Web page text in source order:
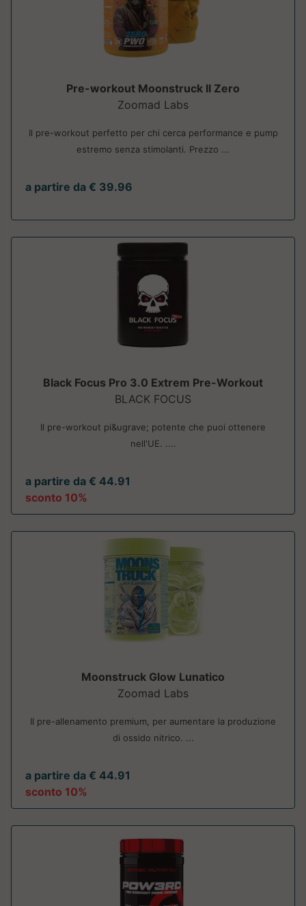
Pre-workout Moonstruck II Zero
Zoomad Labs
Il pre-workout perfetto per chi cerca performance e pump
estremo senza stimolanti. Prezzo ...
a partire da € 39.96
Black Focus Pro 3.0 Extrem Pre-Workout
BLACK FOCUS
Il pre-workout pi&ugrave; potente che puoi ottenere
nell'UE. ....
a partire da € 44.91
sconto 10%
Moonstruck Glow Lunatico
Zoomad Labs
Il pre-allenamento premium, per aumentare la produzione
di ossido nitrico. ...
a partire da € 44.91
sconto 10%